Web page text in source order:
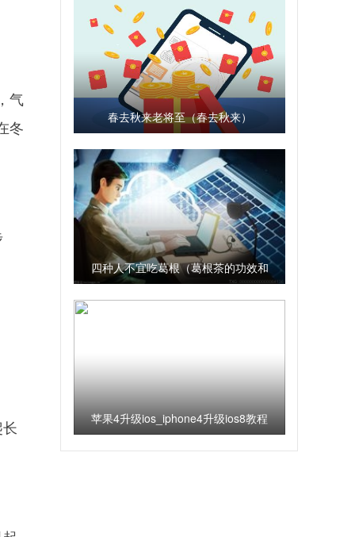
气
冬
春去秋来老将至（春去秋来）
四种人不宜吃葛根（葛根茶的功效和
苹果4升级ios_iphone4升级ios8教程